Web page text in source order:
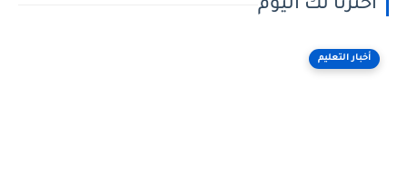
اخترنا لك اليوم
أخبار التعليم